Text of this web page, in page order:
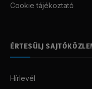
Cookie tájékoztató
ÉRTESÜLJ
Hírlevél